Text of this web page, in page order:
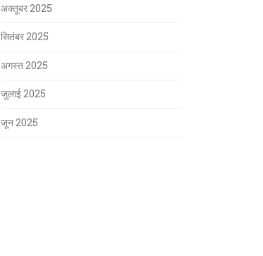
अक्तूबर 2025
सितंबर 2025
अगस्त 2025
जुलाई 2025
जून 2025